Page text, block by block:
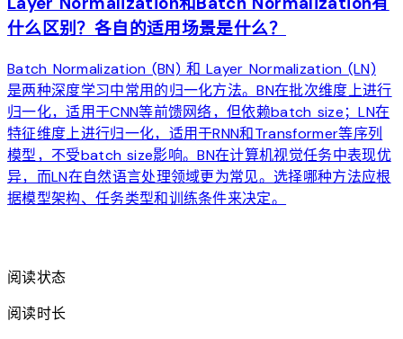
什么区别？各自的适用场景是什么？
Batch Normalization (BN) 和 Layer Normalization (LN)
是两种深度学习中常用的归一化方法。BN在批次维度上进行
归一化，适用于CNN等前馈网络，但依赖batch size；LN在
特征维度上进行归一化，适用于RNN和Transformer等序列
模型，不受batch size影响。BN在计算机视觉任务中表现优
异，而LN在自然语言处理领域更为常见。选择哪种方法应根
据模型架构、任务类型和训练条件来决定。
阅读状态
阅读时长